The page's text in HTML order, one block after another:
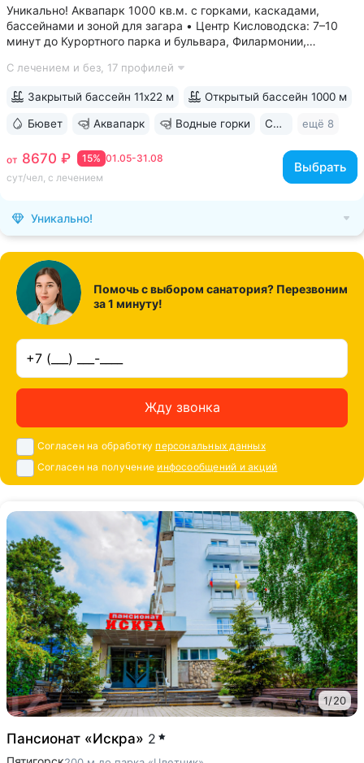
Уникально! Аквапарк 1000 кв.м. с горками, каскадами,
бассейнами и зоной для загара • Центр Кисловодска: 7–10
минут до Курортного парка и бульвара, Филармонии,
курортов: «Ессентуки-4» и «Славяновская» (Железноводск).
С лечением и без, 17 профилей
01.05-31.08
15%
от 8670 ₽
сут/чел, с лечением
Выбрать
Закрытый бассейн 11х22 м Открытый бассейн 1000 м
Бювет Аквапарк Водные горки Свой парк ещё 8
Уникально!
Помочь с выбором санатория? Перезвоним
за 1 минуту!
Жду звонка
Согласен на обработку персональных данных
Согласен на получение инфосообщений и акций
1/20
Пансионат «Искра» 2